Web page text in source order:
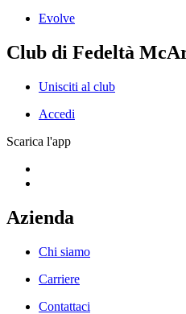
Evolve
Club di Fedeltà
Unisciti al club
Accedi
Scarica l'app
Azienda
Chi siamo
Carriere
Contattaci